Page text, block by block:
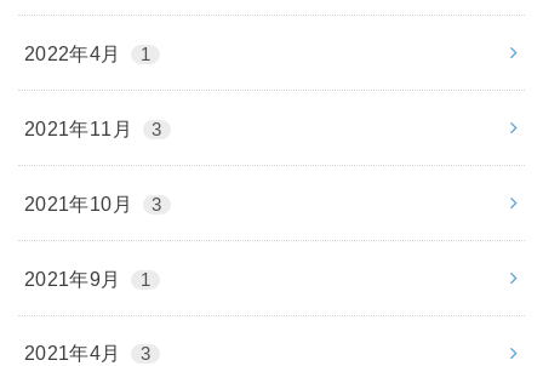
2022年4月 1
2021年11月 3
2021年10月 3
2021年9月 1
2021年4月 3